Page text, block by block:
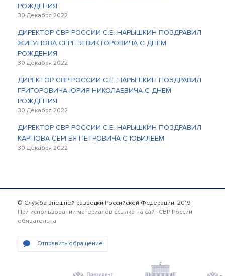
РОЖДЕНИЯ
30 Декабря 2022
ДИРЕКТОР СВР РОССИИ С.Е. НАРЫШКИН ПОЗДРАВИЛ
ЖИГУНОВА СЕРГЕЯ ВИКТОРОВИЧА С ДНЕМ
РОЖДЕНИЯ
30 Декабря 2022
ДИРЕКТОР СВР РОССИИ С.Е. НАРЫШКИН ПОЗДРАВИЛ
ГРИГОРОВИЧА ЮРИЯ НИКОЛАЕВИЧА С ДНЕМ
РОЖДЕНИЯ
30 Декабря 2022
ДИРЕКТОР СВР РОССИИ С.Е. НАРЫШКИН ПОЗДРАВИЛ
КАРПОВА СЕРГЕЯ ПЕТРОВИЧА С ЮБИЛЕЕМ
30 Декабря 2022
© Служба внешней разведки Российской Федерации, 2019
При использовании материалов ссылка на сайт СВР России
обязательна
Отправить обращение